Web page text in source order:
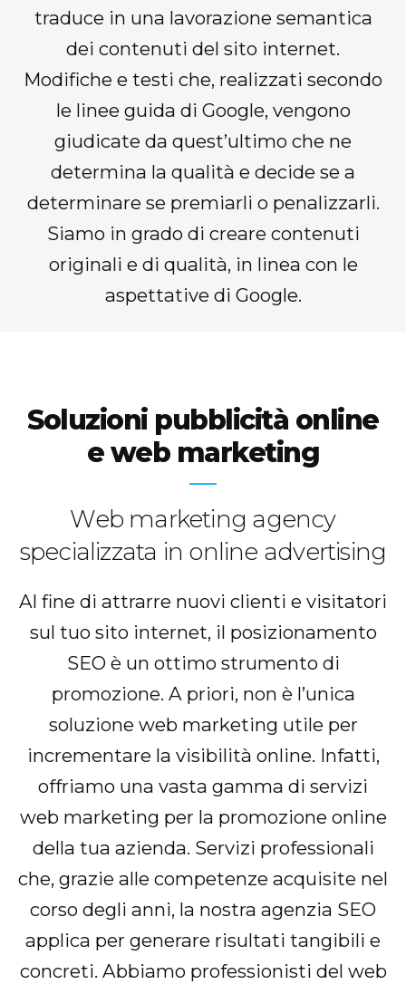
traduce in una lavorazione semantica
dei contenuti del sito internet.
Modifiche e testi che, realizzati secondo
le linee guida di Google, vengono
giudicate da quest’ultimo che ne
determina la qualità e decide se a
determinare se premiarli o penalizzarli.
Siamo in grado di creare contenuti
originali e di qualità, in linea con le
aspettative di Google.
Soluzioni pubblicità online
e web marketing
Web marketing agency
specializzata in online advertising
Al fine di attrarre nuovi clienti e visitatori
sul tuo sito internet, il posizionamento
SEO è un ottimo strumento di
promozione. A priori, non è l’unica
soluzione web marketing utile per
incrementare la visibilità online. Infatti,
offriamo una vasta gamma di servizi
web marketing per la promozione online
della tua azienda. Servizi professionali
che, grazie alle competenze acquisite nel
corso degli anni, la nostra agenzia SEO
applica per generare risultati tangibili e
concreti. Abbiamo professionisti del web